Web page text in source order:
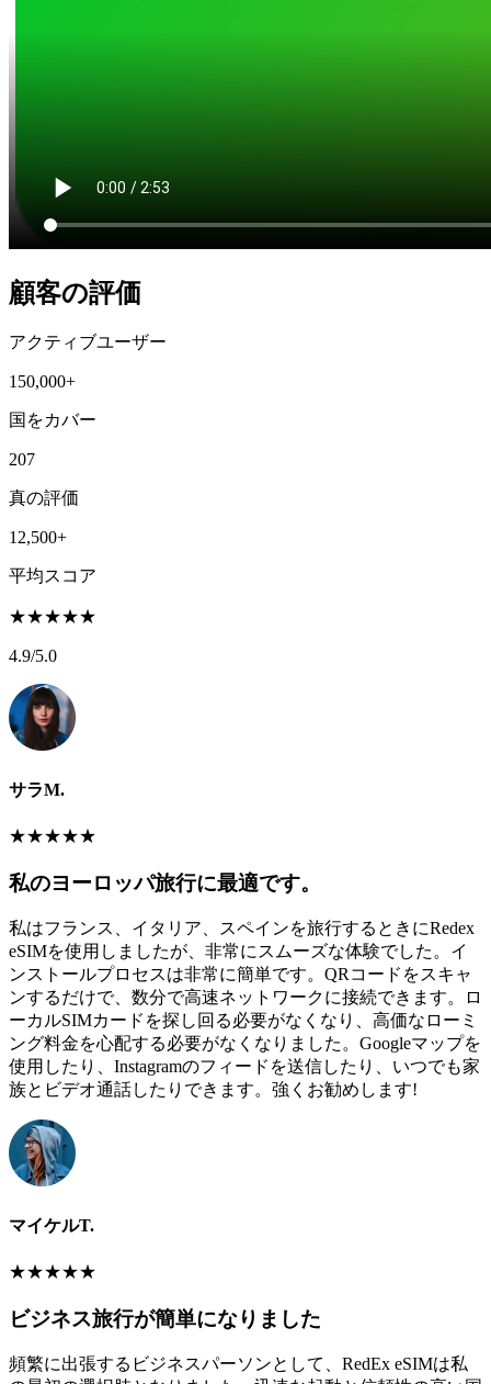
顧客の評価
アクティブユーザー
150,000+
国をカバー
207
真の評価
12,500+
平均スコア
★★★★★
4.9/5.0
サラM.
★★★★★
私のヨーロッパ旅行に最適です。
私はフランス、イタリア、スペインを旅行するときにRedex
eSIMを使用しましたが、非常にスムーズな体験でした。イ
ンストールプロセスは非常に簡単です。QRコードをスキャ
ンするだけで、数分で高速ネットワークに接続できます。ロ
ーカルSIMカードを探し回る必要がなくなり、高価なローミ
ング料金を心配する必要がなくなりました。Googleマップを
使用したり、Instagramのフィードを送信したり、いつでも家
族とビデオ通話したりできます。強くお勧めします!
マイケルT.
★★★★★
ビジネス旅行が簡単になりました
頻繁に出張するビジネスパーソンとして、RedEx eSIMは私